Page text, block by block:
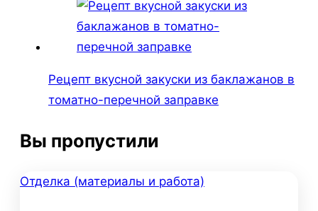
Рецепт вкусной закуски из баклажанов в
томатно-перечной заправке
Вы пропустили
Отделка (материалы и работа)